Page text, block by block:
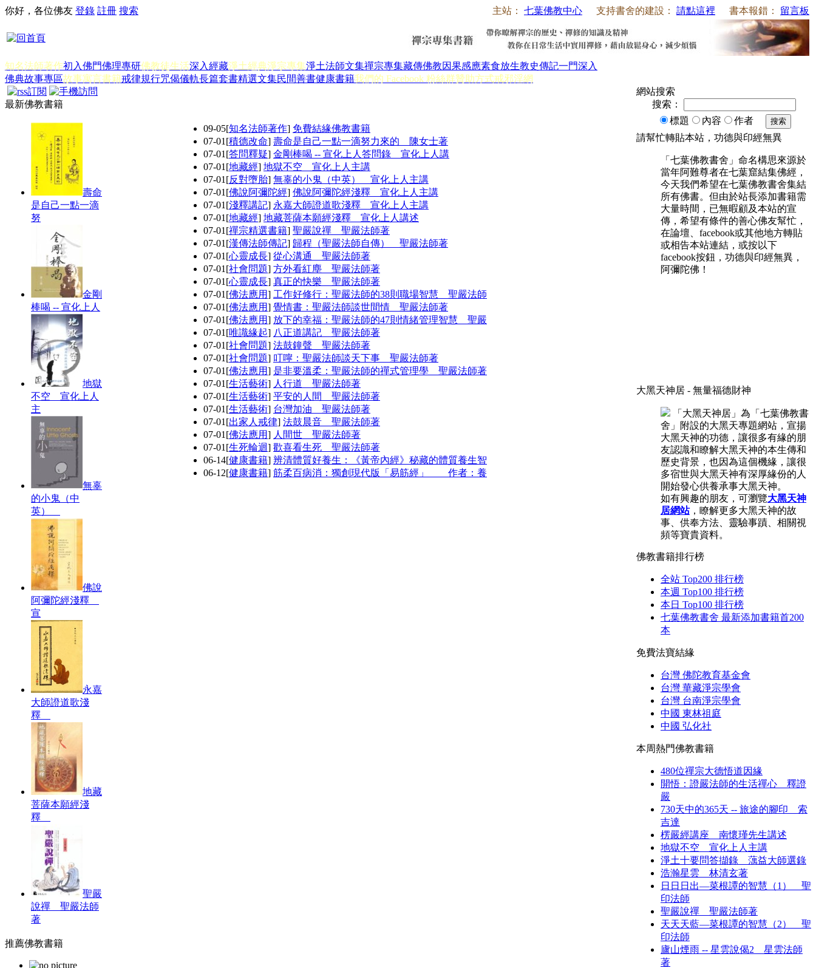
主站： 七葉佛教中心 支持書舍的建設： 請點這裡 書本報錯： 留言板
你好，各位佛友 登錄 註冊 搜索
知名法師著作初入佛門佛理專研佛教徒生活深入經藏淨土經典淨宗專集淨土法師文集禪宗專集藏傳佛教因果感應素食放生教史傳記一門深入
佛典故事專區故事寓言書籍戒律規行咒偈儀軌長篇套書精選文集民間善書健康書籍我們的 Facebook 粉絲群贊助方式戒邪淫網
最新佛教書籍
壽命
是自己一點一滴
努
金剛
棒喝 -- 宣化上人
地獄
不空 宣化上人
主
無辜
的小鬼（中
英）
佛說
阿彌陀經淺釋
宣
永嘉
大師證道歌淺
釋
地藏
菩薩本願經淺
釋
聖嚴
說禪 聖嚴法師
著
09-05[知名法師著作] 免費結緣佛教書籍
07-01 [積德改命] 壽命是自己一點一滴努力來的 陳女士著
07-01 [答問釋疑] 金剛棒喝 -- 宣化上人答問錄 宣化上人講
07-01 [地藏經] 地獄不空 宣化上人主講
07-01 [反對墮胎] 無辜的小鬼（中英） 宣化上人主講
07-01 [佛說阿彌陀經] 佛說阿彌陀經淺釋 宣化上人主講
07-01 [淺釋講記] 永嘉大師證道歌淺釋 宣化上人主講
07-01 [地藏經] 地藏菩薩本願經淺釋 宣化上人講述
07-01 [禪宗精選書籍] 聖嚴說禪 聖嚴法師著
07-01 [漢傳法師傳記] 歸程（聖嚴法師自傳） 聖嚴法師著
07-01 [心靈成長] 從心溝通 聖嚴法師著
07-01 [社會問題] 方外看紅塵 聖嚴法師著
07-01 [心靈成長] 真正的快樂 聖嚴法師著
07-01 [佛法應用] 工作好修行：聖嚴法師的38則職場智慧 聖嚴法師
07-01 [佛法應用] 覺情書：聖嚴法師談世間情 聖嚴法師著
07-01 [佛法應用] 放下的幸福：聖嚴法師的47則情緒管理智慧 聖嚴
07-01 [唯識緣起] 八正道講記 聖嚴法師著
07-01 [社會問題] 法鼓鐘聲 聖嚴法師著
07-01 [社會問題] 叮嚀：聖嚴法師談天下事 聖嚴法師著
07-01 [佛法應用] 是非要溫柔：聖嚴法師的禪式管理學 聖嚴法師著
07-01 [生活藝術] 人行道 聖嚴法師著
07-01 [生活藝術] 平安的人間 聖嚴法師著
07-01 [生活藝術] 台灣加油 聖嚴法師著
07-01 [出家人戒律] 法鼓晨音 聖嚴法師著
07-01 [佛法應用] 人間世 聖嚴法師著
07-01 [生死輪迴] 歡喜看生死 聖嚴法師著
06-14[健康書籍] 辨清體質好養生：《黃帝內經》秘藏的體質養生智
06-12[健康書籍] 筋柔百病消：獨創現代版「易筋經」 作者：養
推薦佛教書籍
網站搜索
搜索：
標題
內容 作者 搜索
請幫忙轉貼本站，功德與印經無異
「七葉佛教書舍」命名構思來源於
當年阿難尊者在七葉窟結集佛經，
今天我們希望在七葉佛教書舍集結
所有佛書。但由於站長添加書籍需
大量時間，已無暇顧及本站的宣
傳，希望有條件的善心佛友幫忙，
在論壇、facebook或其他地方轉貼
或相告本站連結，或按以下
facebook按鈕，功德與印經無異，
阿彌陀佛！
大黑天神居 - 無量福德財神
「大黑天神居」為「七葉佛教書
舍」附設的大黑天專題網站，宣揚
大黑天神的功德，讓很多有緣的朋
友認識和瞭解大黑天神的本生傳和
歷史背景，也因為這個機緣，讓很
多宿世與大黑天神有深厚緣份的人
開始發心供養承事大黑天神。
如有興趣的朋友，可瀏覽大黑天神
居網站，瞭解更多大黑天神的故
事、供奉方法、靈驗事蹟、相關視
頻等寶貴資料。
佛教書籍排行榜
全站 Top200 排行榜
本週 Top100 排行榜
本日 Top100 排行榜
七葉佛教書舍 最新添加書籍首200
本
免費法寶結緣
台灣 佛陀教育基金會
台灣 華藏淨宗學會
台灣 台南淨宗學會
中國 東林祖庭
中國 弘化社
本周熱門佛教書籍
480位禪宗大德悟道因緣
開悟：證嚴法師的生活禪心 釋證
嚴
730天中的365天 -- 旅途的腳印 索
吉達
楞嚴經講座 南懷瑾先生講述
地獄不空 宣化上人主講
淨土十要問答擷錄 蕅益大師選錄
浩瀚星雲 林清玄著
日日日出—菜根譚的智慧（1） 聖
印法師
聖嚴說禪 聖嚴法師著
天天天藍—菜根譚的智慧（2） 聖
印法師
廬山煙雨 -- 星雲說偈2 星雲法師
著